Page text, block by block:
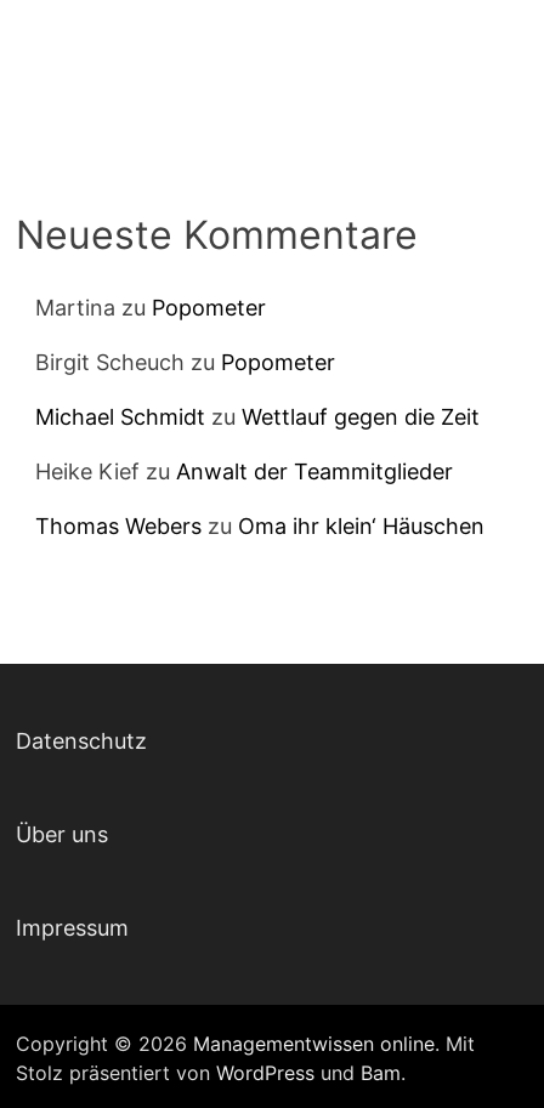
Neueste Kommentare
Martina zu Popometer
Birgit Scheuch zu Popometer
Michael Schmidt zuWettlauf gegen die Zeit
Heike Kief zu Anwalt der Teammitglieder
Thomas Webers zu Oma ihr klein‘ Häuschen
Datenschutz
Über uns
Impressum
Copyright © 2026 Managementwissen online. Mit
Stolz präsentiert vonWordPress und Bam.